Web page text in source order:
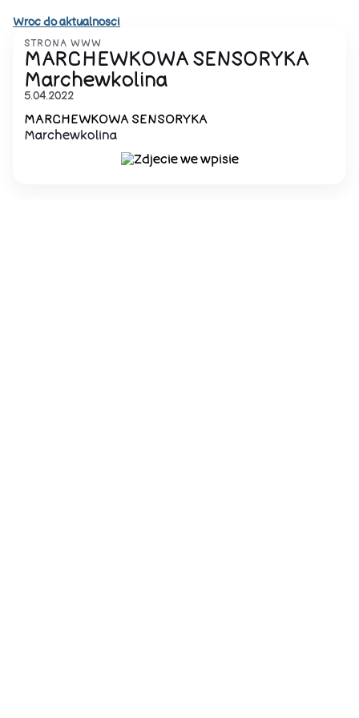
Wroc do aktualnosci
STRONA WWW
MARCHEWKOWA SENSORYKA
Marchewkolina
5.04.2022
MARCHEWKOWA SENSORYKA
Marchewkolina